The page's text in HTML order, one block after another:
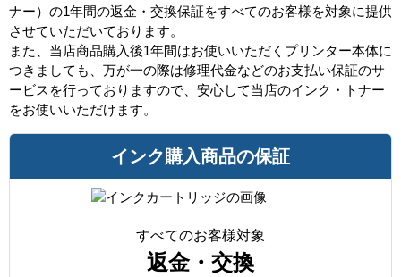
ナー）の1年間の返金・交換保証をすべてのお客様を対象に提供
させていただいております。
また、当店商品購入後1年間はお使いいただくプリンター本体に
つきましても、万が一の際は修理代金などのお支払い保証のサ
ービスを行っておりますので、安心して当店のインク・トナー
をお使いいただけます。
インク購入商品の保証
すべてのお客様対象
返金・交換